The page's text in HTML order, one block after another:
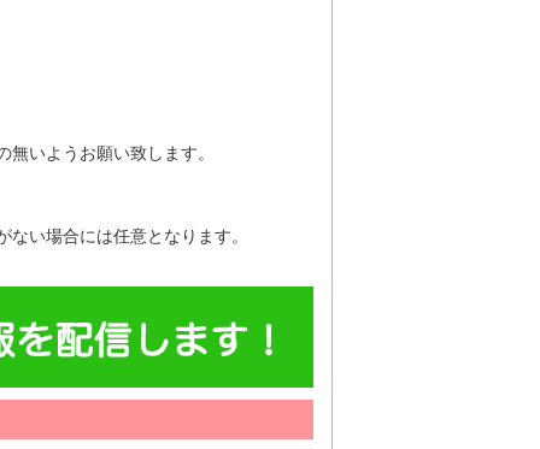
いようお願い致します。
い場合には任意となります。